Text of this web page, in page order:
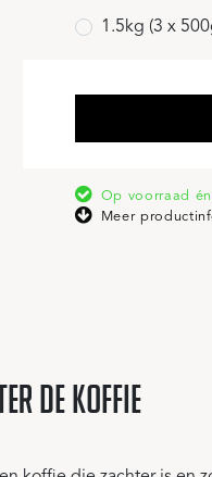
1.5kg (3 x
Op voorraad
Meer
de koffie